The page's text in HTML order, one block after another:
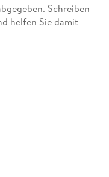
Schreiben
helfen Sie damit